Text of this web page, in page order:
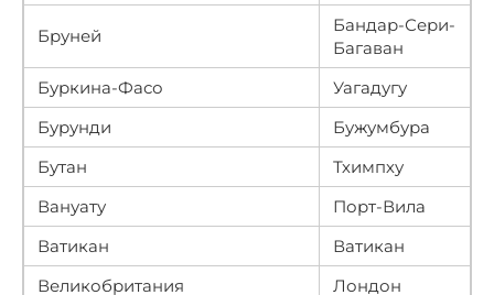
Бруней
Бандар-Сери-
Багаван
Буркина-Фасо
Уагадугу
Бурунди
Бужумбура
Бутан
Тхимпху
Вануату
Порт-Вила
Ватикан
Ватикан
Великобритания
Лондон